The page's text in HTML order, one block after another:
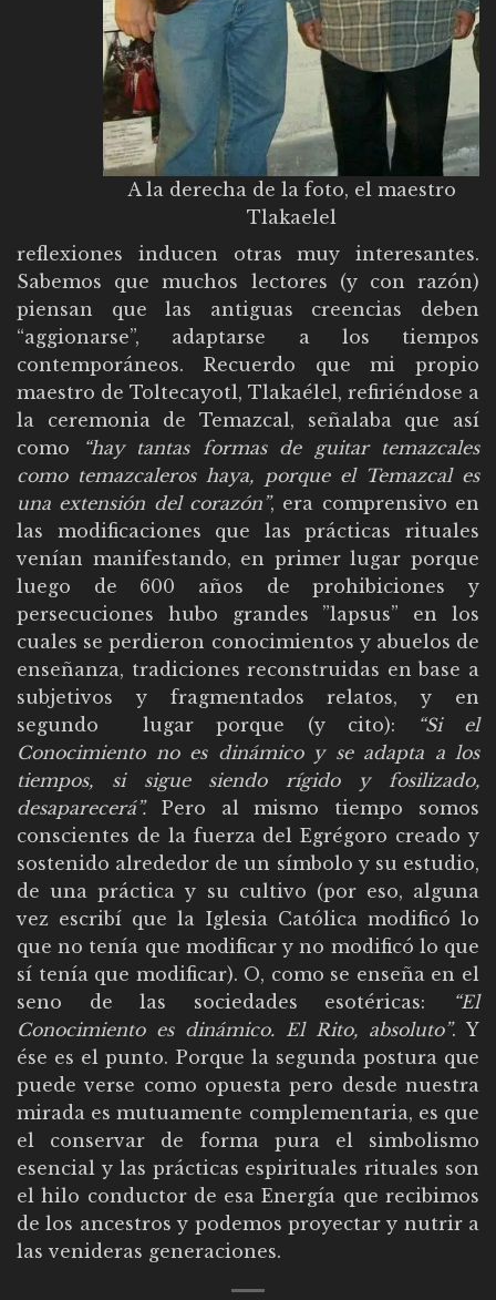
A la derecha de la foto, el maestro
Tlakaelel
reflexiones inducen otras muy interesantes.
Sabemos que muchos lectores (y con razón)
piensan que las antiguas creencias deben
“aggionarse”, adaptarse a los tiempos
contemporáneos. Recuerdo que mi propio
maestro de Toltecayotl, Tlakaélel, refiriéndose a
la ceremonia de Temazcal, señalaba que así
como
“hay tantas formas de guitar temazcales
como temazcaleros haya, porque el Temazcal es
una extensión del corazón”, era comprensivo en
las modificaciones que las prácticas rituales
venían manifestando, en primer lugar porque
luego de 600 años de prohibiciones y
persecuciones hubo grandes ”lapsus” en los
cuales se perdieron conocimientos y abuelos de
enseñanza, tradiciones reconstruidas en base a
subjetivos y fragmentados relatos, y en
segundo lugar porque (y cito):
“Si el
Conocimiento no es dinámico y se adapta a los
tiempos, si sigue siendo rígido y fosilizado,
desaparecerá”.Pero al mismo tiempo somos
conscientes de la fuerza del Egrégoro creado y
sostenido alrededor de un símbolo y su estudio,
de una práctica y su cultivo (por eso, alguna
vez escribí que la Iglesia Católica modificó lo
que no tenía que modificar y no modificó lo que
sí tenía que modificar). O, como se enseña en el
seno de las sociedades esotéricas:
“El
Conocimiento es dinámico. El Rito, absoluto”. Y
ése es el punto. Porque la segunda postura que
puede verse como opuesta pero desde nuestra
mirada es mutuamente complementaria, es que
el conservar de forma pura el simbolismo
esencial y las prácticas espirituales rituales son
el hilo conductor de esa Energía que recibimos
de los ancestros y podemos proyectar y nutrir a
las venideras generaciones.